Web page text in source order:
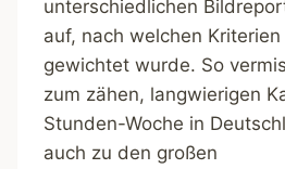
unterschiedlichen
auf, nach welchen
gewichtet wurde. So
zum zähen, langwierigen
Stunden-Woche in
auch zu den großen